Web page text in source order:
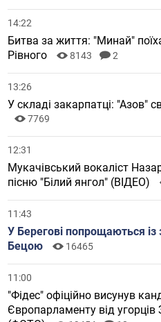
14:22
Битва за життя: "Минай"
Рівного
8143 2
13:26
У складі закарпатці: "Азов"
7769
12:31
Мукачівський вокаліст
пісню "Білий янгол" (ВІДЕО)
11:43
У Берегові попрощаються
Бецою
16465
11:00
"Фідес" офіційно висунув
Європарламенту від угорців